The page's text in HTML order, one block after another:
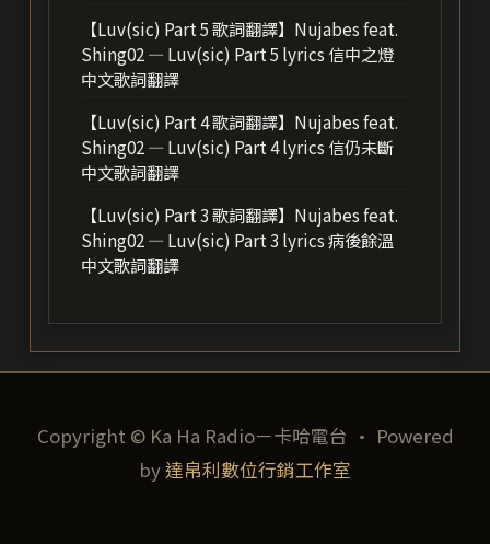
【Luv(sic) Part 5 歌詞翻譯】Nujabes feat.
Shing02 — Luv(sic) Part 5 lyrics 信中之燈
中文歌詞翻譯
【Luv(sic) Part 4 歌詞翻譯】Nujabes feat.
Shing02 — Luv(sic) Part 4 lyrics 信仍未斷
中文歌詞翻譯
【Luv(sic) Part 3 歌詞翻譯】Nujabes feat.
Shing02 — Luv(sic) Part 3 lyrics 病後餘溫
中文歌詞翻譯
Copyright © Ka Ha Radio－卡哈電台 · Powered
by達帛利數位行銷工作室